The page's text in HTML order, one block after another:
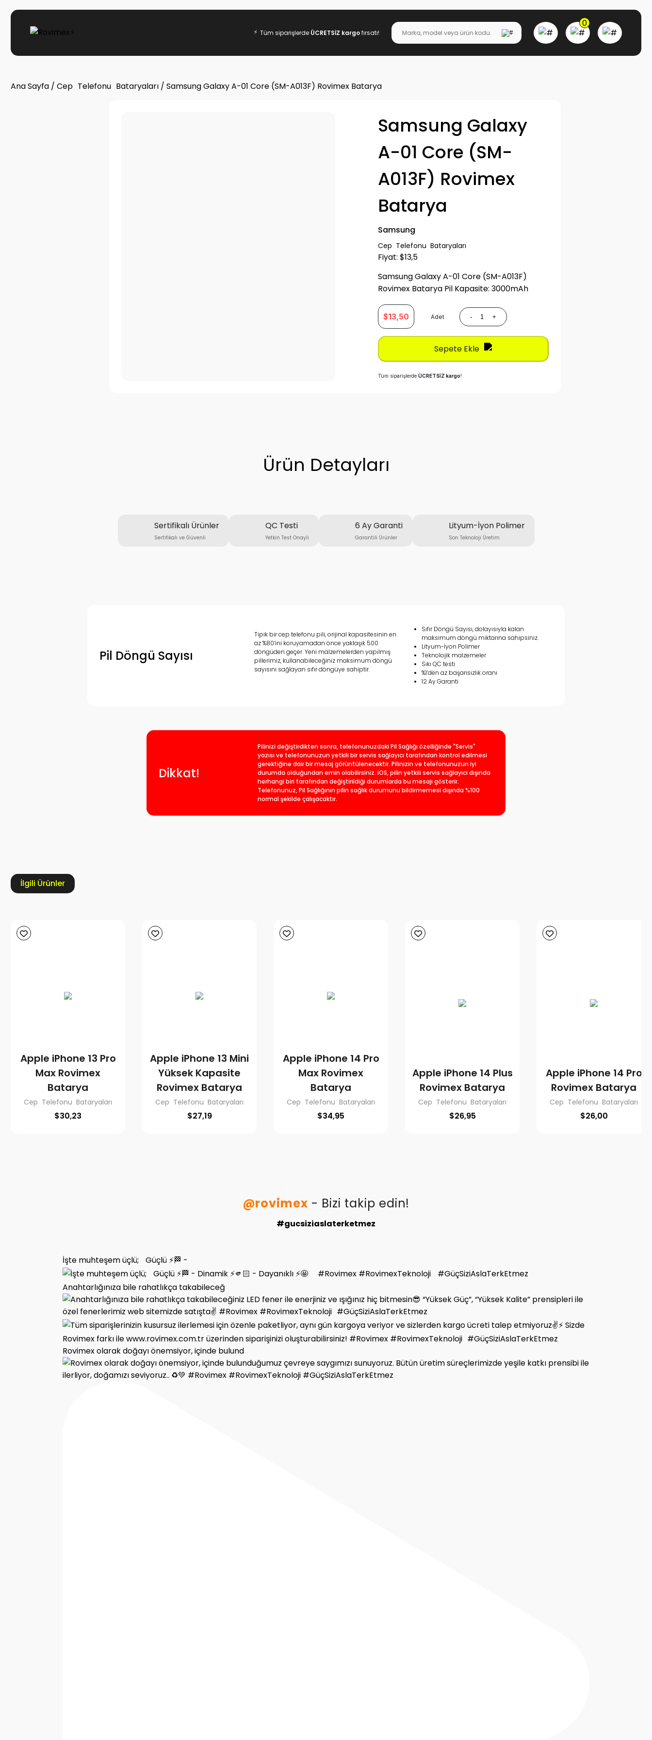
⚡ Tüm siparişlerde ÜCRETSİZ kargofırsatı!
0
Ana Sayfa / Cep Telefonu Bataryaları / Samsung Galaxy A-01 Core (SM-A013F) Rovimex Batarya
Samsung Galaxy
A-01 Core (SM-
A013F) Rovimex
Batarya
Samsung
Cep Telefonu Bataryaları
Fiyat: $13,5
Samsung Galaxy A-01 Core (SM-A013F)
Rovimex Batarya Pil Kapasite: 3000mAh
$13,50 Adet - +
Sepete Ekle
Tüm siparişlerde ÜCRETSİZ kargo!
Ürün Detayları
Sertifikalı Ürünler
Sertifikalı ve Güvenli
QC Testi
Yetkin Test Onaylı
6 Ay Garanti
Garantili Ürünler
Lityum-İyon Polimer
Son Teknoloji Üretim
Pil Döngü Sayısı
Tipik bir cep telefonu pili, orijinal kapasitesinin en
az %80’ini koruyamadan önce yaklaşık 500
döngüden geçer. Yeni malzemelerden yapılmış
pillerimiz, kullanabileceğiniz maksimum döngü
sayısını sağlayan sıfır döngüye sahiptir.
Sıfır Döngü Sayısı, dolayısıyla kalan
maksimum döngü miktarına sahipsiniz.
Lityum-İyon Polimer
Teknolojik malzemeler
Sıkı QC testi
%1’den az başarısızlık oranı
12 Ay Garanti
Dikkat!
Pilinizi değiştirdikten sonra, telefonunuzdaki Pil Sağlığı özelliğinde "Servis"
yazısı ve telefonunuzun yetkili bir servis sağlayıcı tarafından kontrol edilmesi
gerektiğine dair bir mesaj görüntülenecektir. Pilinizin ve telefonunuzun iyi
durumda olduğundan emin olabilirsiniz. iOS, pilin yetkili servis sağlayıcı dışında
herhangi biri tarafından değiştirildiği durumlarda bu mesajı gösterir.
Telefonunuz, Pil Sağlığının pilin sağlık durumunu bildirmemesi dışında %100
normal şekilde çalışacaktır.
İlgili Ürünler
Apple iPhone 13 Pro
Max Rovimex
Batarya
Cep Telefonu Bataryaları
$30,23
Apple iPhone 13 Mini
Yüksek Kapasite
Rovimex Batarya
Cep Telefonu Bataryaları
$27,19
Apple iPhone 14 Pro
Max Rovimex
Batarya
Cep Telefonu Bataryaları
$34,95
Apple iPhone 14 Plus
Rovimex Batarya
Cep Telefonu Bataryaları
$26,95
Apple iPhone 14 Pro
Rovimex Batarya
Cep Telefonu Bataryaları
$26,00
@rovimex - Bizi takip edin!
#gucsiziaslaterketmez
İşte muhteşem üçlü; Güçlü ⚡️🏁 -
Anahtarlığınıza bile rahatlıkça takabileceğ
Rovimex olarak doğayı önemsiyor, içinde bulund